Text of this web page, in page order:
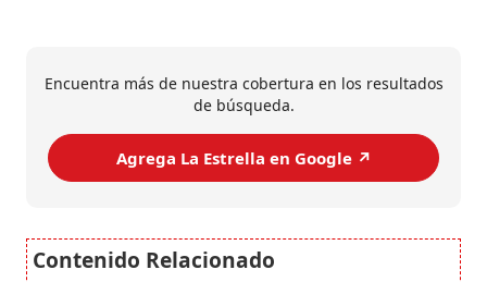
Encuentra más de nuestra cobertura en los resultados
de búsqueda.
Agrega La Estrella en Google ↗️